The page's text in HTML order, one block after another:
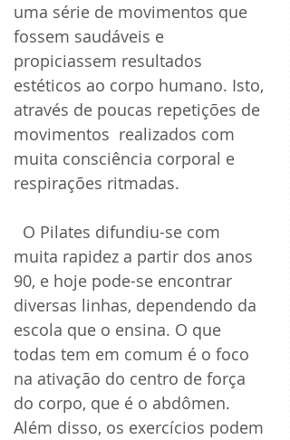
uma série de movimentos que
fossem saudáveis e
propiciassem resultados
estéticos ao corpo humano. Isto,
através de poucas repetições de
movimentos  realizados com
muita consciência corporal e
respirações ritmadas.
muita rapidez a partir dos anos
90, e hoje pode-se encontrar
diversas linhas, dependendo da
escola que o ensina. O que
todas tem em comum é o foco
na ativação do centro de força
do corpo, que é o abdômen.
Além disso, os exercícios podem